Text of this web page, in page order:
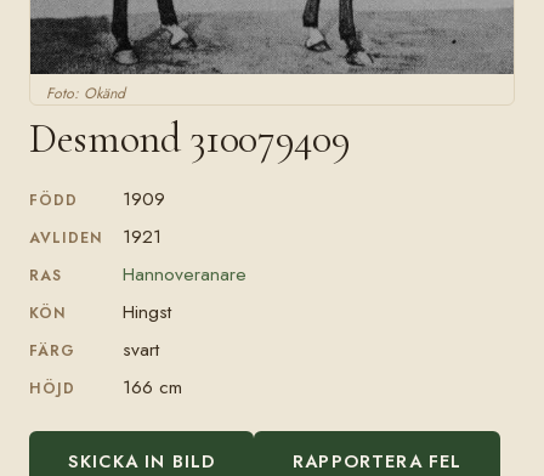
Foto: Okänd
Desmond 310079409
FÖDD 1909
AVLIDEN 1921
RAS Hannoveranare
KÖN Hingst
FÄRG svart
HÖJD 166 cm
SKICKA IN BILD RAPPORTERA FEL